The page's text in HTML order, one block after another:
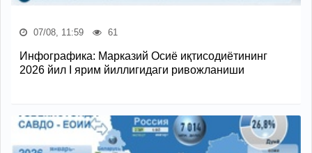
07/08, 11:59 61
Инфографика: Марказий Осиё иқтисодиётининг
2026 йил I ярим йиллигидаги ривожланиши